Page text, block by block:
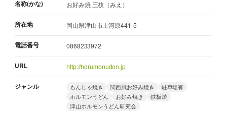
名称(かな) お好み焼 三枝（みえ）
所在地 岡山県津山市上河原441-5
電話番号 0868233972
URL http://horumonudon.jp
ジャンル もんじゃ焼き 関西風お好み焼き
駐車場有
ホルモンうどん
お好み焼き
鉄板焼
津山ホルモンうどん研究会